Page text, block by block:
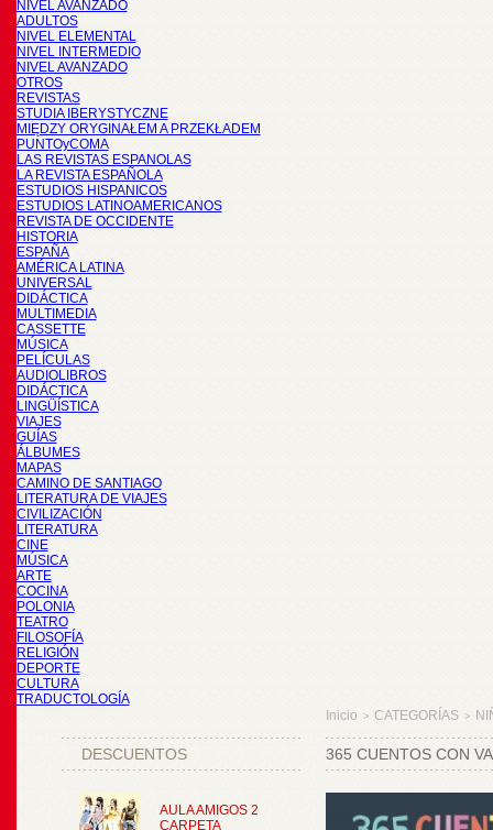
NIVEL AVANZADO
ADULTOS
NIVEL ELEMENTAL
NIVEL INTERMEDIO
NIVEL AVANZADO
OTROS
REVISTAS
STUDIA IBERYSTYCZNE
MIĘDZY ORYGINAŁEM A PRZEKŁADEM
PUNTOyCOMA
LAS REVISTAS ESPANOLAS
LA REVISTA ESPAÑOLA
ESTUDIOS HISPANICOS
ESTUDIOS LATINOAMERICANOS
REVISTA DE OCCIDENTE
HISTORIA
ESPAÑA
AMÉRICA LATINA
UNIVERSAL
DIDÁCTICA
MULTIMEDIA
CASSETTE
MÚSICA
PELÍCULAS
AUDIOLIBROS
DIDÁCTICA
LINGÜÍSTICA
VIAJES
GUÍAS
ÁLBUMES
MAPAS
CAMINO DE SANTIAGO
LITERATURA DE VIAJES
CIVILIZACIÓN
LITERATURA
CINE
MÚSICA
ARTE
COCINA
POLONIA
TEATRO
FILOSOFÍA
RELIGIÓN
DEPORTE
CULTURA
TRADUCTOLOGÍA
DESCUENTOS
AULA AMIGOS 2
CARPETA
Inicio > CATEGORÍAS >
365 CUENTOS CON